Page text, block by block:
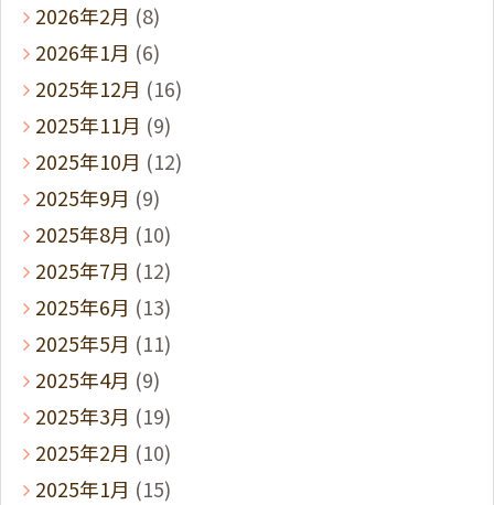
2026年2月 (8)
2026年1月 (6)
2025年12月 (16)
2025年11月 (9)
2025年10月 (12)
2025年9月 (9)
2025年8月 (10)
2025年7月 (12)
2025年6月 (13)
2025年5月 (11)
2025年4月 (9)
2025年3月 (19)
2025年2月 (10)
2025年1月 (15)